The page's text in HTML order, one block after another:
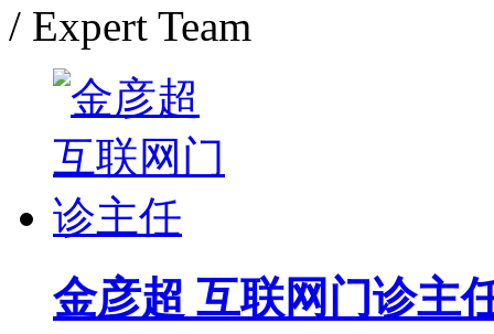
/ Expert Team
金彦超 互联网门诊主